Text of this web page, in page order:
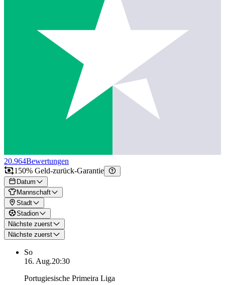
20.964Bewertungen
150% Geld-zurück-Garantie
Datum
Mannschaft
Stadt
Stadion
Nächste zuerst
Nächste zuerst
So
16. Aug.20:30
Portugiesische Primeira Liga